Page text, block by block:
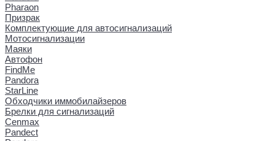
Pharaon
Призрак
Комплектующие для автосигнализаций
Мотосигнализации
Маяки
Автофон
FindMe
Pandora
StarLine
Обходчики иммобилайзеров
Брелки для сигнализаций
Cenmax
Pandect